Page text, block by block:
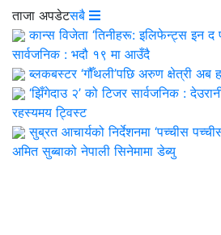
ताजा अपडेटसबै
कान्स विजेता ‘तिनीहरू: इलिफेन्ट्स इन
सार्वजनिक : भदौ १९ मा आउँदै
ब्लकबस्टर ‘गौँथली’पछि अरुण क्षेत्री अब
‘झिँगेदाउ २’ को टिजर सार्वजनिक :
रहस्यमय ट्विस्ट
सुब्रत आचार्यको निर्देशनमा ‘पच्चीस
अमित सुब्बाको नेपाली सिनेमामा डेब्यु